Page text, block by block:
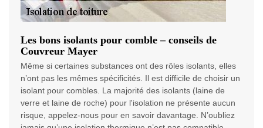
Les bons isolants pour comble – conseils de
Couvreur Mayer
Même si certaines substances ont des rôles isolants, elles
n’ont pas les mêmes spécificités. Il est difficile de choisir un
isolant pour combles. La majorité des isolants (laine de
verre et laine de roche) pour l'isolation ne présente aucun
risque, appelez-nous pour en savoir davantage. N’oubliez